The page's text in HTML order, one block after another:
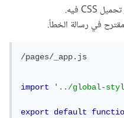
/pages/_app.js
import '../global-
export default